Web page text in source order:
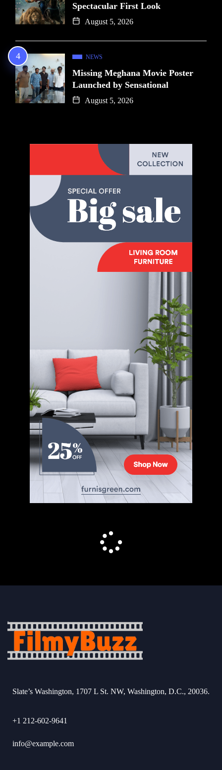
Spectacular First Look
August 5, 2026
NEWS
Missing Meghana Movie Poster
Launched by Sensational
August 5, 2026
Slate’s Washington, 1707 L St. NW, Washington, D.C., 20036.
+1 212-602-9641
info@example.com